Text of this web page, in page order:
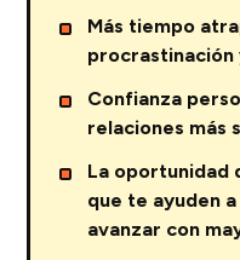
Más tiempo
procrastinación
Confianza
relaciones más
La oportunidad
que te ayuden
avanzar con